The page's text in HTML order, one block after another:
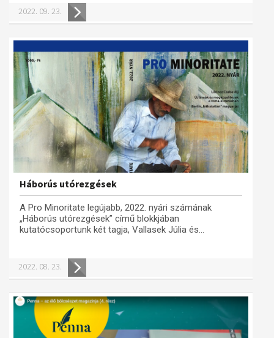
2022. 09. 23.
Háborús utórezgések
A Pro Minoritate legújabb, 2022. nyári számának
„Háborús utórezgések” című blokkjában
kutatócsoportunk két tagja, Vallasek Júlia és...
2022. 08. 23.